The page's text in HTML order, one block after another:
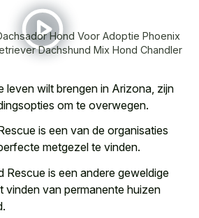
Hond Voor Adoptie Phoenix
Dachshund Mix Hond Chandler
leven wilt brengen in Arizona, zijn
om te overwegen.
is een van de organisaties
metgezel te vinden.
Rescue is een andere geweldige
vinden van permanente huizen